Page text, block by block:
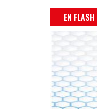
EN FLASH